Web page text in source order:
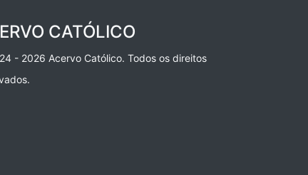
CATÓLICO
- 2026 Acervo Católico. Todos os direitos